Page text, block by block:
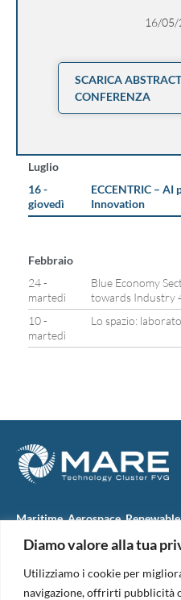
Diamo valore alla tua
Utilizziamo i cookie per
navigazione, offrirti pubblicità
16/05/
SCARICA
CONFERENZA
Luglio
16 -
giovedì
ECCENTRIC –
Innovation
Febbraio
24 -
martedì
Blue Economy
towards Industry
10 -
martedì
Lo spazio:
Maritime, Aerospace,
M.A.R.E. TC FVG S.c.ar.l.
34074 Monfalcone (Italy)
tel. +39 0481 723440